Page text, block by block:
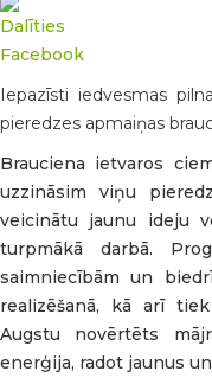
Iepazīsti iedvesmas
pieredzes apmaiņas
Brauciena ietvaros
uzzināsim viņu
veicinātu jaunu ideju
turpmākā darbā.
saimniecībām un
realizēšanā, kā arī
Augstu novērtēts
enerģija, radot jaunus